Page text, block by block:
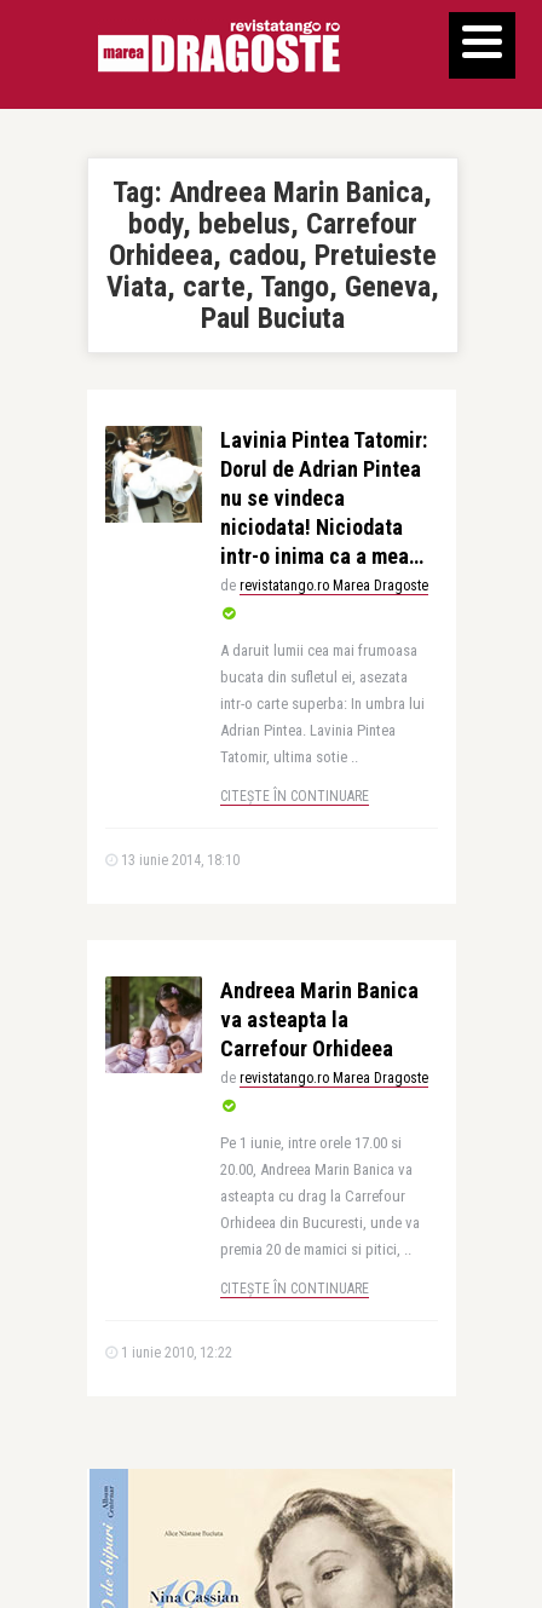
Tag: Andreea Marin Banica,
body, bebelus, Carrefour
Orhideea, cadou, Pretuieste
Viata, carte, Tango, Geneva,
Paul Buciuta
Lavinia Pintea Tatomir:
Dorul de Adrian Pintea
nu se vindeca
niciodata! Niciodata
intr-o inima ca a mea…
de revistatango.ro Marea Dragoste
A daruit lumii cea mai frumoasa
bucata din sufletul ei, asezata
intr-o carte superba: In umbra lui
Adrian Pintea. Lavinia Pintea
Tatomir, ultima sotie ..
CITEȘTE ÎN CONTINUARE
13 iunie 2014, 18:10
Andreea Marin Banica
va asteapta la
Carrefour Orhideea
de revistatango.ro Marea Dragoste
Pe 1 iunie, intre orele 17.00 si
20.00, Andreea Marin Banica va
asteapta cu drag la Carrefour
Orhideea din Bucuresti, unde va
premia 20 de mamici si pitici, ..
CITEȘTE ÎN CONTINUARE
1 iunie 2010, 12:22